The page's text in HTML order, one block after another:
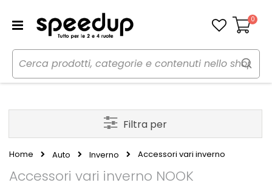
Carrello
0
Home Auto Inverno Accessori vari inverno
Accessori vari inverno NOOK
Filtra per